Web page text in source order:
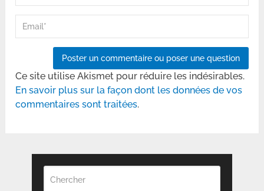
Ce site utilise Akismet pour réduire les indésirables.
En savoir plus sur la façon dont les données de vos
commentaires sont traitées.